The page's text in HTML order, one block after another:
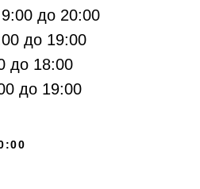
до 20:00
до 19:00
до 18:00
до 19:00